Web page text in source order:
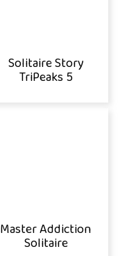
Solitaire Story
TriPeaks 5
Master Addiction
Solitaire